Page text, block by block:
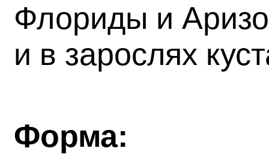
Флориды и
и в зарослях
Форма: